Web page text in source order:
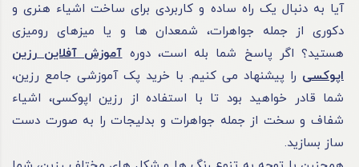
آیا به دنبال یک راه ساده و کاربردی برای ساخت اشیاء هنری و
دکوری از جمله جواهرات، شمعدان ها و یا میزهای رومیزی
هستید؟ اگر پاسخ شما بله است، دورهآموزش آفلاین رزین
اپوکسی را پیشنهاد می کنیم. با خرید پک آموزشی جامع رزین،
شما قادر خواهید بود تا با استفاده از رزین اپوکسی، اشیاء
شفاف و سخت از جمله جواهرات و بدلیجات را به صورت دست
ساز بسازید.